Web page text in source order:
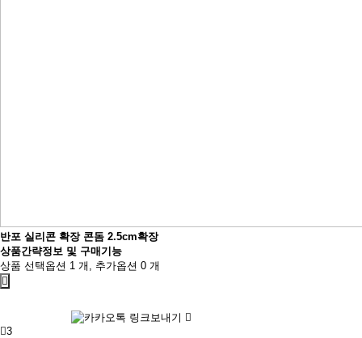
반포 실리콘 확장 콘돔 2.5cm확장
상품간략정보 및 구매기능
상품 선택옵션 1 개, 추가옵션 0 개
3